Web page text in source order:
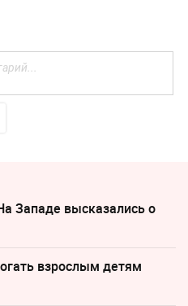
Западе высказались о
взрослым детям